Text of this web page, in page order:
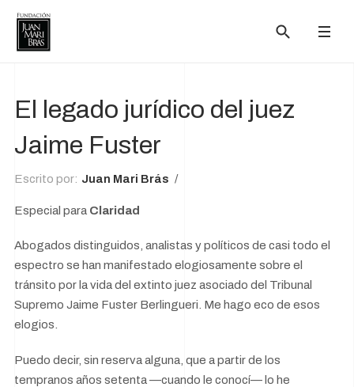
El legado jurídico del juez
Jaime Fuster
Escrito por: Juan Mari Brás
Especial para Claridad
Abogados distinguidos, analistas y políticos de casi todo el
espectro se han manifestado elogiosamente sobre el
tránsito por la vida del extinto juez asociado del Tribunal
Supremo Jaime Fuster Berlingueri. Me hago eco de esos
elogios.
Puedo decir, sin reserva alguna, que a partir de los
tempranos años setenta —cuando le conocí— lo he